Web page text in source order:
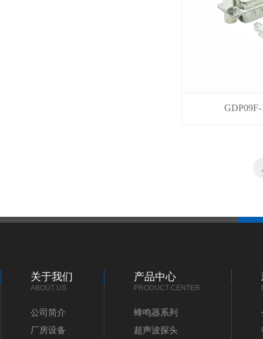
关于我们
ABOUT US
公司简介
厂房设备
产品中心
PRODUCT CENTER
蜂鸣器系列
超声波探头